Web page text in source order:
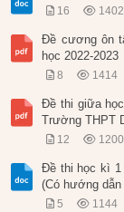
16 1402
Đề cương ôn
học 2022-2023
8 1414
Đề thi giữa
Trường THPT
12 1200
Đề thi học kì 1
(Có hướng dẫn
5 1144